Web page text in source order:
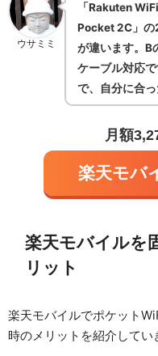
ウサミミ
「Rakuten
Pocket 2C」の
が違います。B
ケーブル対応
で、自分に合
月額
楽天モバ
楽天モバイルを
リット
楽天モバイルでポケット
時のメリットを紹介してい